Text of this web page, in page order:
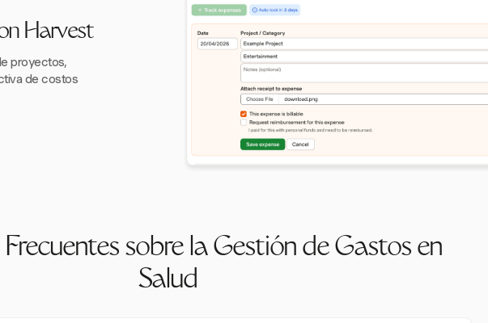
Harvest
proyectos,
de costos
Frecuentes sobre la Gestión de Gastos en
Salud